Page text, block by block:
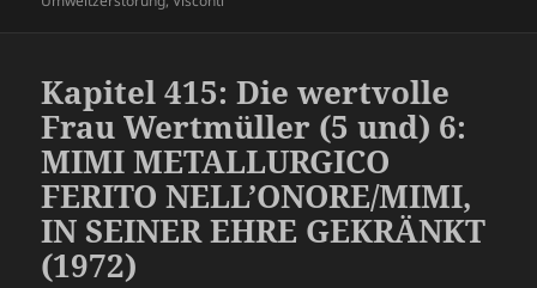
Kapitel 415: Die wertvolle
Frau Wertmüller (5 und) 6:
MIMI METALLURGICO
FERITO NELL’ONORE/MIMI,
IN SEINER EHRE GEKRÄNKT
(1972)